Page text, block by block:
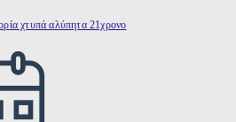
χτυπά αλύπητα 21χρονο